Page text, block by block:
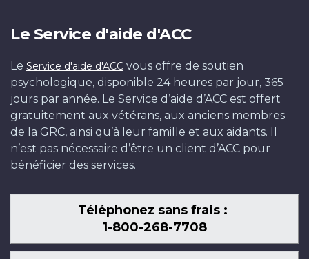
Le Service d'aide d'ACC
Le Service d'aide d'ACC vous offre de soutien
psychologique, disponible 24 heures par jour, 365
jours par année. Le Service d’aide d’ACC est offert
gratuitement aux vétérans, aux anciens membres
de la GRC, ainsi qu’à leur famille et aux aidants. Il
n’est pas nécessaire d’être un client d’ACC pour
bénéficier des services.
Téléphonez sans frais :
1-800-268-7708